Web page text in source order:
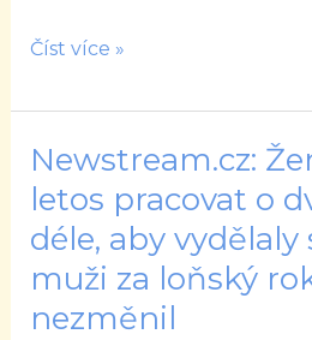
Šťastná
Číst více »
Newstream.cz:
letos pracovat o
déle, aby
muži za loňský
nezměnil
Newstream.cz:
Ženy
musely
letos
pracovat
o